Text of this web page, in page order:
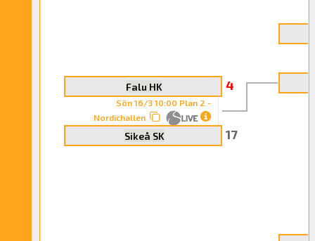
Falu HK 4
Sön 16/3 10:00 Plan 2 -
Nordichallen
Sikeå SK 17